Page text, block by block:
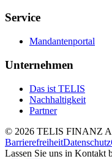
Service
Mandantenportal
Unternehmen
Das ist TELIS
Nachhaltigkeit
Partner
© 2026 TELIS FINANZ
BarrierefreiheitDatenschutz
Lassen Sie uns in Kontakt